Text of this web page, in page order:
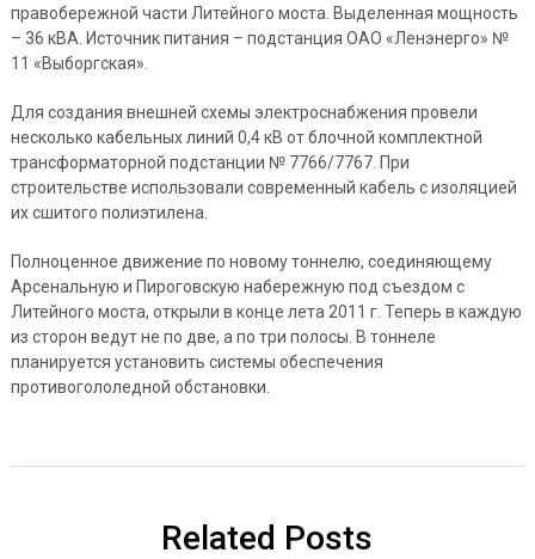
правобережной части Литейного моста. Выделенная мощность
– 36 кВА. Источник питания – подстанция ОАО «Ленэнерго» №
11 «Выборгская».
Для создания внешней схемы электроснабжения провели
несколько кабельных линий 0,4 кВ от блочной комплектной
трансформаторной подстанции № 7766/7767. При
строительстве использовали современный кабель с изоляцией
их сшитого полиэтилена.
Полноценное движение по новому тоннелю, соединяющему
Арсенальную и Пироговскую набережную под съездом с
Литейного моста, открыли в конце лета 2011 г. Теперь в каждую
из сторон ведут не по две, а по три полосы. В тоннеле
планируется установить системы обеспечения
противогололедной обстановки.
Related Posts